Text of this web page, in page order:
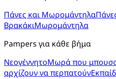
Πάνες και Μωρομάντηλα
ΒρακάκιΜωρομάντηλα
Pampers για κάθε βήμα
ΝεογέννητοΜωρά που
αρχίζουν να περπατούν